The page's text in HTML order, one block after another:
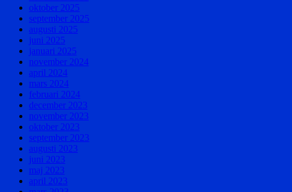
oktober 2025
september 2025
augusti 2025
juni 2025
januari 2025
november 2024
april 2024
mars 2024
februari 2024
december 2023
november 2023
oktober 2023
september 2023
augusti 2023
juni 2023
maj 2023
april 2023